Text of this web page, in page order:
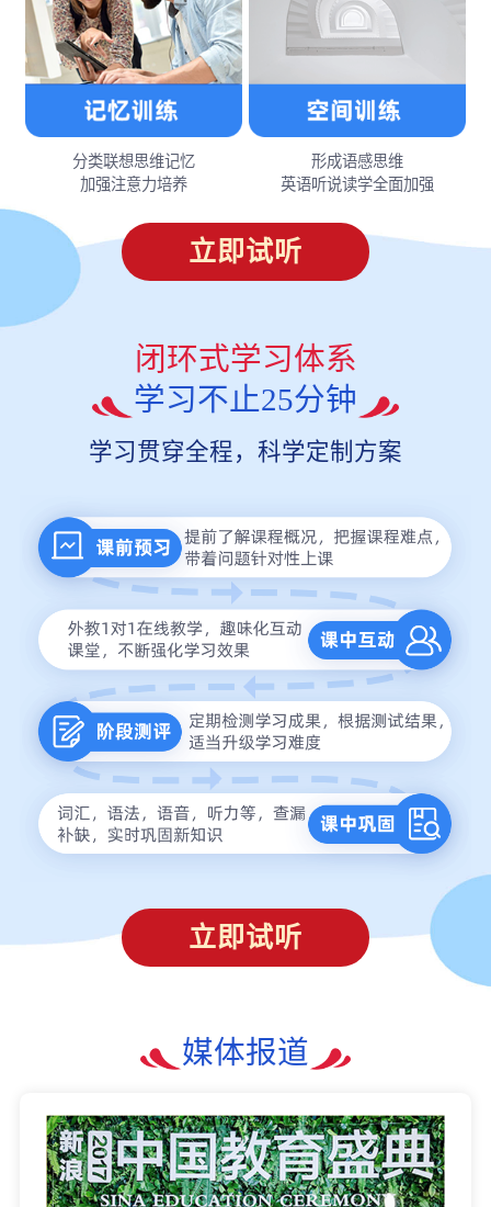
分类联想思维记忆
加强注意力培养
形成语感思维
英语听说读学全面加强
立即试听
闭环式学习体系
学习不止25分钟
学习贯穿全程，科学定制方案
立即试听
媒体报道